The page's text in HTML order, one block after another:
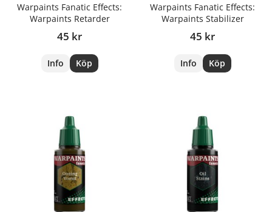
Warpaints Fanatic Effects:
Warpaints Retarder
45 kr
Info Köp
Warpaints Fanatic Effects:
Warpaints Stabilizer
45 kr
Info Köp